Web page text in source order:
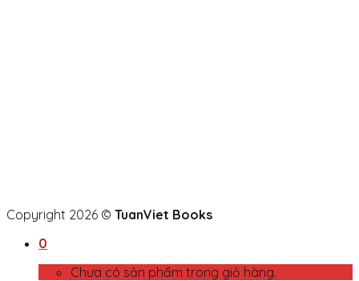
Copyright 2026 © TuanViet Books
0
Chưa có sản phẩm trong giỏ hàng.